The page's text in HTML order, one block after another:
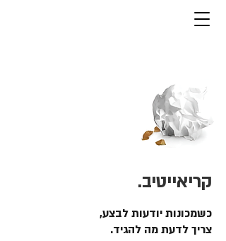
קריאייטיב.
כשמכונות יודעות לבצע,
צריך לדעת מה להגיד.